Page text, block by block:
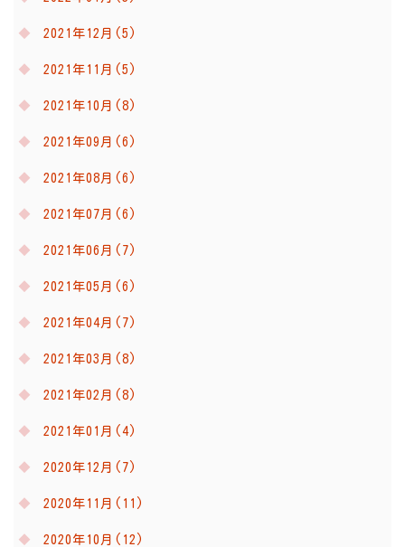
2021年12月(5)
2021年11月(5)
2021年10月(8)
2021年09月(6)
2021年08月(6)
2021年07月(6)
2021年06月(7)
2021年05月(6)
2021年04月(7)
2021年03月(8)
2021年02月(8)
2021年01月(4)
2020年12月(7)
2020年11月(11)
2020年10月(12)